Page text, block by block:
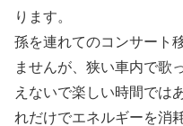
ります。
孫を連れてのコンサート
ませんが、狭い車内で歌
えないで楽しい時間では
れだけでエネルギーを消